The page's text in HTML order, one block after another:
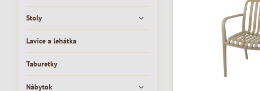
Stoly
Lavice a lehátka
Taburetky
Nábytok